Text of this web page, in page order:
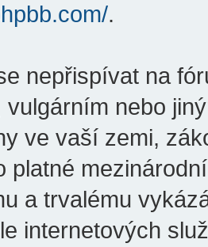
.
nepřispívat na
vulgárním nebo
ve vaší zemi,
platné
a trvalému
internetových